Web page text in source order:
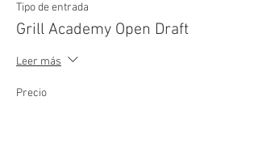
Tipo de entrada
Grill Academy Open Draft
Leer más
Precio